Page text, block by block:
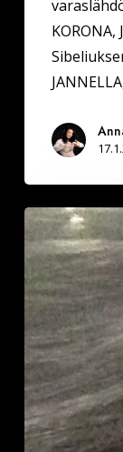
KORONA,
Primitiivistä
vetovoimaa?